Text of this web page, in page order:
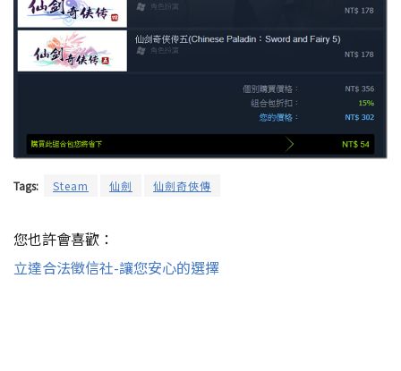
Tags: Steam 仙劍 仙劍奇俠傳
您也許會喜歡：
立達合法徵信社-讓您安心的選擇